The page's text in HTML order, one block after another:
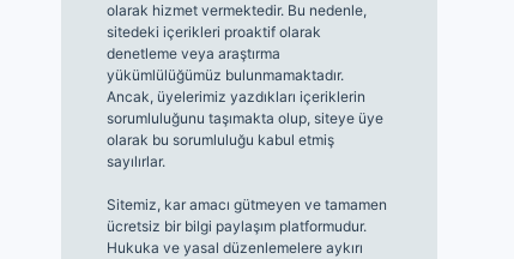
olarak hizmet vermektedir. Bu nedenle,
sitedeki içerikleri proaktif olarak
denetleme veya araştırma
yükümlülüğümüz bulunmamaktadır.
Ancak, üyelerimiz yazdıkları içeriklerin
sorumluluğunu taşımakta olup, siteye üye
olarak bu sorumluluğu kabul etmiş
sayılırlar.
Sitemiz, kar amacı gütmeyen ve tamamen
ücretsiz bir bilgi paylaşım platformudur.
Hukuka ve yasal düzenlemelere aykırı